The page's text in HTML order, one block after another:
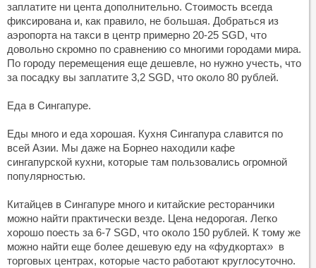
заплатите ни цента дополнительно. Стоимость всегда
фиксирована и, как правило, не большая. Добраться из
аэропорта на такси в центр примерно 20-25 SGD, что
довольно скромно по сравнению со многими городами мира.
По городу перемещения еще дешевле, но нужно учесть, что
за посадку вы заплатите 3,2 SGD, что около 80 рублей.
Еда в Сингапуре.
Еды много и еда хорошая. Кухня Сингапура славится по
всей Азии. Мы даже на Борнео находили кафе
сингапурской кухни, которые там пользовались огромной
популярностью.
Китайцев в Сингапуре много и китайские ресторанчики
можно найти практически везде. Цена недорогая. Легко
хорошо поесть за 6-7 SGD, что около 150 рублей. К тому же
можно найти еще более дешевую еду на «фудкортах» в
торговых центрах, которые часто работают круглосуточно.